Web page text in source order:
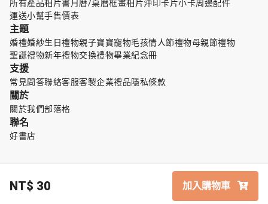
NT$ 30 加入購物車
所有產品相片書月曆/桌曆框畫相片沖印卡片小卡周邊配件
運送小幫手售價表
主題
婚禮婚紗生日禮物親子寶寶寵物毛孩情人節禮物母親節禮物
聖誕禮物新年禮物交換禮物畢業紀念冊
支援
常見問答聯絡客服客製企業禮品隱私條款
關於
關於我們部落格
聯名
好書店
© TinTint 點點印 中文